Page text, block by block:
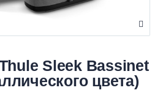
Sleek Bassinet
цвета)